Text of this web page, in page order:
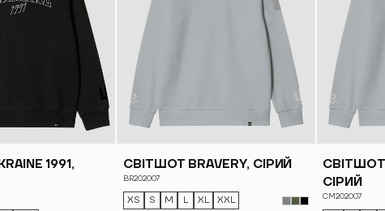
1991,
СВІТШОТ BRAVERY, СІРИЙ
BR202007
XS S M L XL XXL
СВІТШОТ
СІРИЙ
CM202007